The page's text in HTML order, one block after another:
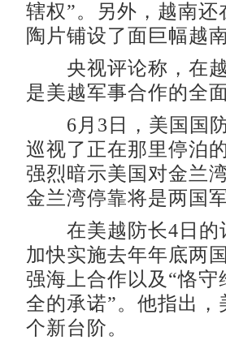
辖权”。另外，越南
陶片铺设了面巨幅越
央视评论称，在越
是美越军事合作的全
6月3日，美国国防
巡视了正在那里停泊
强烈暗示美国对金兰
金兰湾停靠将是两国
在美越防长4日的
加快实施去年年底两
强海上合作以及“恪
全的承诺”。他指出
个新台阶。